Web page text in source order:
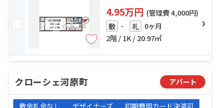
4.95万円 (管理費 4,000円)
敷 - 礼 0ヶ月
2階 / 1K / 20.97㎡
クローシェ河原町 アパート
敷金礼金なし デザイナーズ 初期費用カード決済可